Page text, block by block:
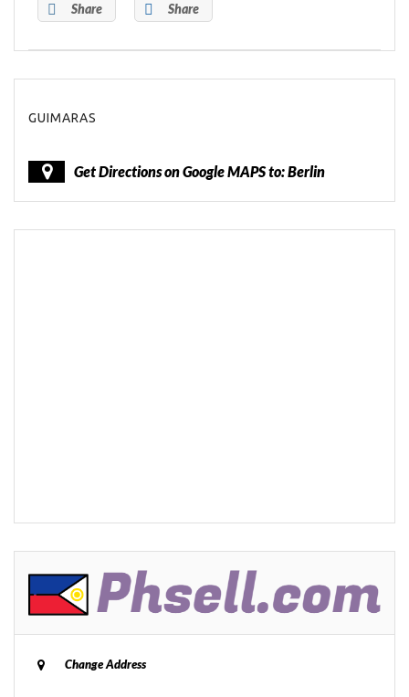
Share Share
GUIMARAS
Get Directions on Google MAPS to: Berlin
Change Address